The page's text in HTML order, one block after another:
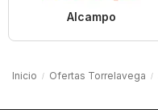
Alcampo
Inicio Ofertas Torrelavega